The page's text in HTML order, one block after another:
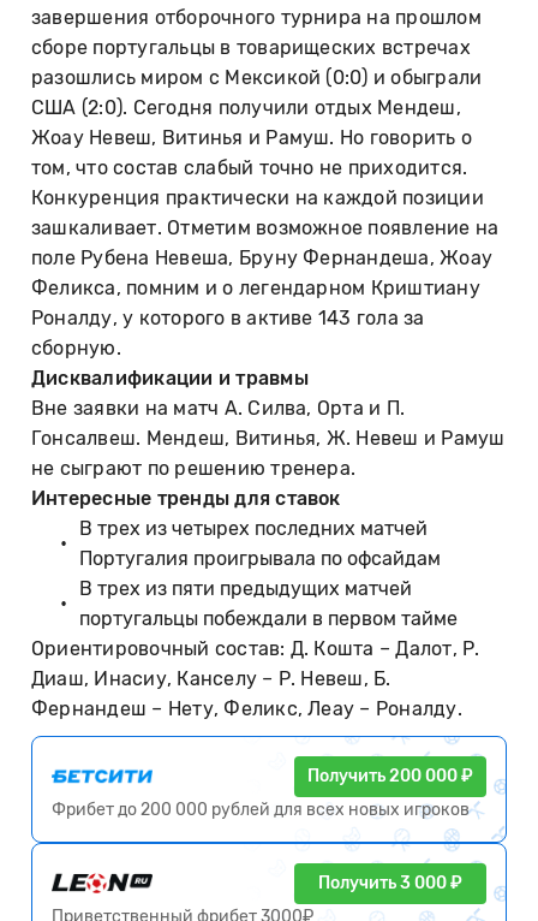
завершения отборочного турнира на прошлом
сборе португальцы в товарищеских встречах
разошлись миром с Мексикой (0:0) и обыграли
США (2:0). Сегодня получили отдых Мендеш,
Жоау Невеш, Витинья и Рамуш. Но говорить о
том, что состав слабый точно не приходится.
Конкуренция практически на каждой позиции
зашкаливает. Отметим возможное появление на
поле Рубена Невеша, Бруну Фернандеша, Жоау
Феликса, помним и о легендарном Криштиану
Роналду, у которого в активе 143 гола за
сборную.
Дисквалификации и травмы
Вне заявки на матч А. Силва, Орта и П.
Гонсалвеш. Мендеш, Витинья, Ж. Невеш и Рамуш
не сыграют по решению тренера.
Интересные тренды для ставок
В трех из четырех последних матчей
Португалия проигрывала по офсайдам
В трех из пяти предыдущих матчей
португальцы побеждали в первом тайме
Ориентировочный состав: Д. Кошта – Далот, Р.
Диаш, Инасиу, Канселу – Р. Невеш, Б.
Фернандеш – Нету, Феликс, Леау – Роналду.
Получить 200 000 ₽
Фрибет до 200 000 рублей для всех новых игроков
Получить 3 000 ₽
Приветственный фрибет 3000₽